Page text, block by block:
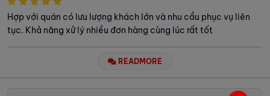
Hợp với quán có lưu lượng khách lớn và nhu cầu phục vụ liên
tục. Khả năng xử lý nhiều đơn hàng cùng lúc rất tốt
READMORE